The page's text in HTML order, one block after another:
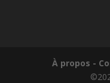
À propos -